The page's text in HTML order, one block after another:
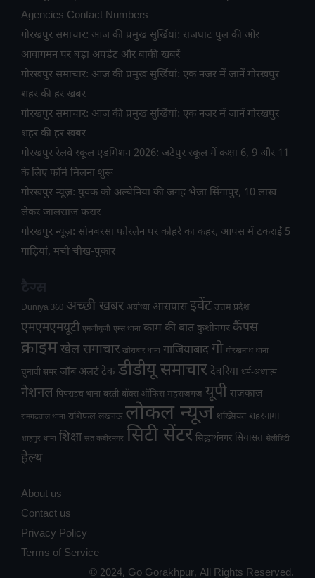
Agencies Contact Numbers
गोरखपुर समाचार: आज की प्रमुख सुर्खियां: राजघाट पुल की ओर
आवागमन पर बड़ा अपडेट और बाकी खबरें
गोरखपुर समाचार: आज की प्रमुख सुर्खियां: एक नजर में जानें गोरखपुर
शहर की हर खबर
गोरखपुर समाचार: आज की प्रमुख सुर्खियां: एक नजर में जानें गोरखपुर
शहर की हर खबर
गोरखपुर रेलवे स्कूल एडमिशन 2026: जटेपुर स्कूल में कक्षा 6, 9 और 11
के लिए फॉर्म मिलना शुरू
गोरखपुर न्यूज़: युवक को अल्बेनिया की जगह भेजा सिंगापुर, 10 लाख
लेकर जालसाज फरार
गोरखपुर न्यूज़: सोनबरसा फोरलेन पर कोहरे का कहर, आपस में टकराईं 5
गाड़ियां, मची चीख-पुकार
Duniya 360 अच्छी खबर अयोध्या आसपास इवेंट उत्तम प्रदेश
एमएमएमयूटी एमजीयूजी एम्स थाना काम की बात कुशीनगर कैंपस
क्राइमखेल समाचार खोराबार थाना गाजियाबादगो गोरखनाथ थाना
चुनावी समर जॉब अलर्ट टेक डीडीयू समाचार देवरिया धर्म-अध्यात्म
नेशनल पिपराइच थाना बस्ती बॉक्स ऑफिस महराजगंज यूपी राजकाज
रामगढ़ताल थाना राशिफल लखनऊ लोकल न्यूज शख्सियत शहरनामा
शाहपुर थाना शिक्षा संत कबीरनगर सिटी सेंटर सिद्धार्थनगर सियासत सेलीब्रिटी
हेल्थ
About us
Contact us
Privacy Policy
Terms of Service
© 2024, Go Gorakhpur, All Rights Reserved.